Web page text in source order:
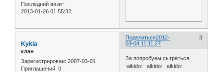
Последний визит:
2013-01-26 01:55:32
Поделиться 3
2012-
03-04 11:11:27
Kykla
клан
Зарегистрирован: 2007-03-01
Приглашений: 0
За попробуем сыграться
:aikido: :aikido: :aikido: